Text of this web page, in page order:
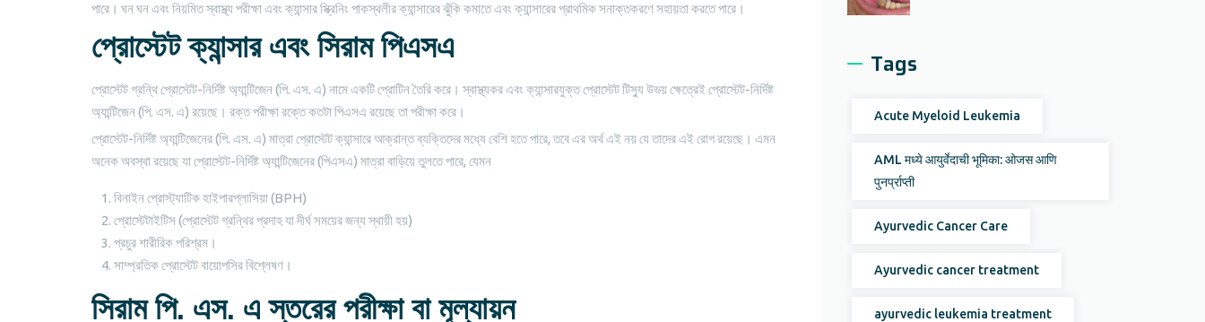
পারে। ঘন ঘন এবং নিয়মিত স্বাস্থ্য পরীক্ষা এবং ক্যান্সার স্ক্রিনিং পাকস্থলীর ক্যান্সারের ঝুঁকি কমাতে এবং ক্যান্সারের প্রাথমিক সনাক্তকরণে সহায়তা করতে পারে।
প্রোস্টেট ক্যান্সার এবং সিরাম পিএসএ
প্রোস্টেট গ্রন্থি প্রোস্টেট-নির্দিষ্ট অ্যান্টিজেন (পি. এস. এ) নামে একটি প্রোটিন তৈরি করে। স্বাস্থ্যকর এবং ক্যান্সারযুক্ত প্রোস্টেট টিস্যু উভয় ক্ষেত্রেই প্রোস্টেট-নির্দিষ্ট
অ্যান্টিজেন (পি. এস. এ) রয়েছে। রক্ত পরীক্ষা রক্তে কতটা পিএসএ রয়েছে তা পরীক্ষা করে।
প্রোস্টেট-নির্দিষ্ট অ্যান্টিজেনের (পি. এস. এ) মাত্রা প্রোস্টেট ক্যান্সারে আক্রান্ত ব্যক্তিদের মধ্যে বেশি হতে পারে, তবে এর অর্থ এই নয় যে তাদের এই রোগ রয়েছে। এমন
অনেক অবস্থা রয়েছে যা প্রোস্টেট-নির্দিষ্ট অ্যান্টিজেনের (পিএসএ) মাত্রা বাড়িয়ে তুলতে পারে, যেমন
বিনাইন প্রোস্ট্যাটিক হাইপারপ্লাসিয়া (BPH)
প্রোস্টেটাইটিস (প্রোস্টেট গ্রন্থির প্রদাহ যা দীর্ঘ সময়ের জন্য স্থায়ী হয়)
প্রচুর শারীরিক পরিশ্রম।
সাম্প্রতিক প্রোস্টেট বায়োপসির বিশ্লেষণ।
সিরাম পি. এস. এ স্তরের পরীক্ষা বা মূল্যায়ন
Tags
Acute Myeloid Leukemia
AML मध्ये आयुर्वेदाची भूमिका: ओजस आणि
पुनर्प्राप्ती
Ayurvedic Cancer Care
Ayurvedic cancer treatment
ayurvedic leukemia treatment